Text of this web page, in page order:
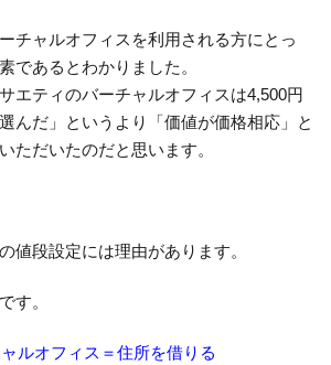
チャルオフィスを利用される方にとっ
であるとわかりました。
エティのバーチャルオフィスは4,500円
んだ」というより「価値が価格相応」と
ただいたのだと思います。
値段設定には理由があります。
す。
ルオフィス＝住所を借りる